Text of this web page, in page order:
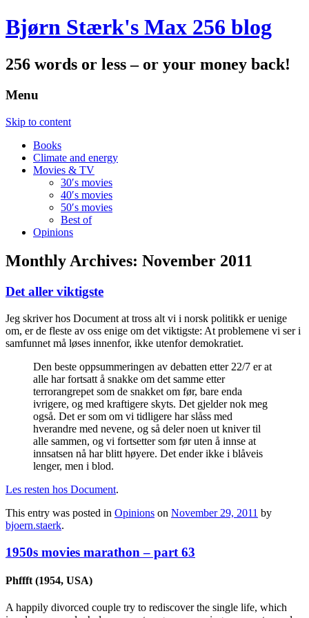
Bjørn Stærk's Max 256 blog
256 words or less – or your money back!
Menu
Skip to content
Books
Climate and energy
Movies & TV
30′s movies
40′s movies
50′s movies
Best of
Opinions
Monthly Archives: November 2011
Det aller viktigste
Jeg skriver hos Document at tross alt vi i norsk politikk er uenige
om, er de fleste av oss enige om det viktigste: At problemene vi ser i
samfunnet må løses innenfor, ikke utenfor demokratiet.
Den beste oppsummeringen av debatten etter 22/7 er at
alle har fortsatt å snakke om det samme etter
terrorangrepet som de snakket om før, bare enda
ivrigere, og med kraftigere skyts. Det gjelder nok meg
også. Det er som om vi tidligere har slåss med
hverandre med nevene, og så deler noen ut kniver til
alle sammen, og vi fortsetter som før uten å innse at
innsatsen nå har blitt høyere. Det ender ikke i blåveis
lenger, men i blod.
Les resten hos Document.
This entry was posted in Opinions on November 29, 2011 by
bjoern.staerk.
1950s movies marathon – part 63
Phffft (1954, USA)
A happily divorced couple try to rediscover the single life, which